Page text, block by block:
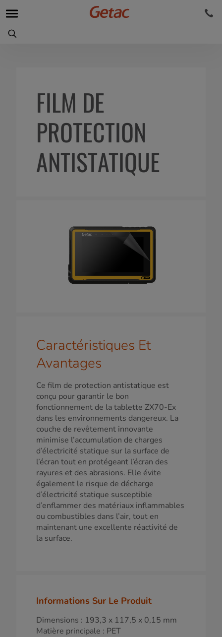
FILM DE
PROTECTION
ANTISTATIQUE
Caractéristiques Et
Avantages
Ce film de protection antistatique est
conçu pour garantir le bon
fonctionnement de la tablette ZX70-Ex
dans les environnements dangereux. La
couche de revêtement innovante
minimise l’accumulation de charges
d’électricité statique sur la surface de
l’écran tout en protégeant l’écran des
rayures et des abrasions. Elle évite
également le risque de décharge
d’électricité statique susceptible
d’enflammer des matériaux inflammables
ou combustibles dans l’air, tout en
maintenant une excellente réactivité de
la surface.
Informations Sur Le Produit
Dimensions : 193,3 x 117,5 x 0,15 mm
Matière principale : PET